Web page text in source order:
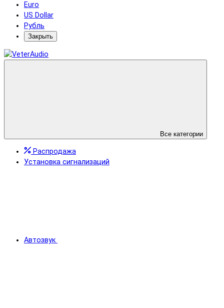
Euro
US Dollar
Рубль
Закрыть
Все категории
Распродажа
Установка сигнализаций
Автозвук